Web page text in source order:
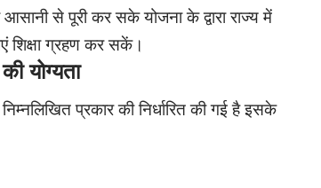
से पूरी कर सके योजना के द्वारा राज्य में
शिक्षा ग्रहण कर सकें।
योग्यता
प्रकार की निर्धारित की गई है इसके